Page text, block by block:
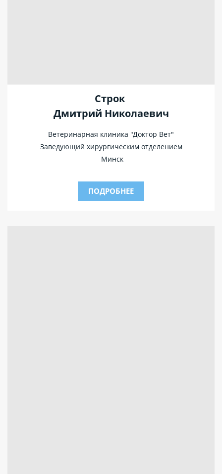
Строк
Дмитрий Николаевич
Ветеринарная клиника "Доктор Вет"
Заведующий хирургическим отделением
Минск
ПОДРОБНЕЕ